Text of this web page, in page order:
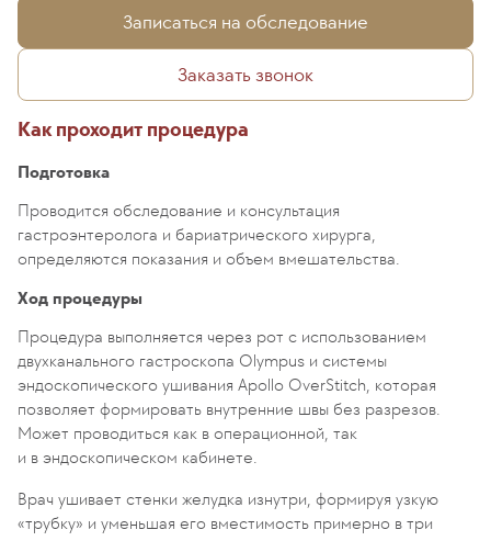
Записаться на обследование
Заказать звонок
Как проходит процедура
Подготовка
Проводится обследование и консультация
гастроэнтеролога и бариатрического хирурга,
определяются показания и объем вмешательства.
Ход процедуры
Процедура выполняется через рот с использованием
двухканального гастроскопа Olympus и системы
эндоскопического ушивания Apollo OverStitch, которая
позволяет формировать внутренние швы без разрезов.
Может проводиться как в операционной, так
и в эндоскопическом кабинете.
Врач ушивает стенки желудка изнутри, формируя узкую
«трубку» и уменьшая его вместимость примерно в три